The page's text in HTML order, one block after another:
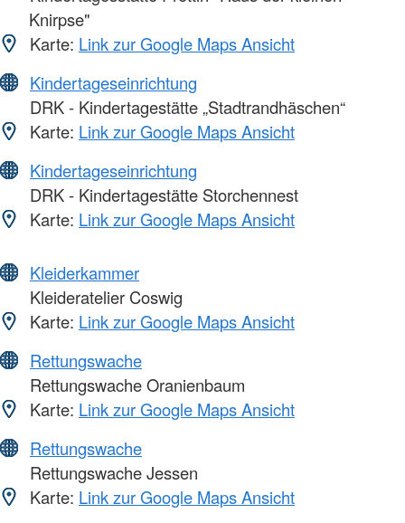
Knirpse"
Karte: Link zur Google Maps Ansicht
Kindertageseinrichtung
DRK - Kindertagestätte „Stadtrandhäschen“
Karte: Link zur Google Maps Ansicht
Kindertageseinrichtung
DRK - Kindertagestätte Storchennest
Karte: Link zur Google Maps Ansicht
Kleiderkammer
Kleideratelier Coswig
Karte: Link zur Google Maps Ansicht
Rettungswache
Rettungswache Oranienbaum
Karte: Link zur Google Maps Ansicht
Rettungswache
Rettungswache Jessen
Karte: Link zur Google Maps Ansicht